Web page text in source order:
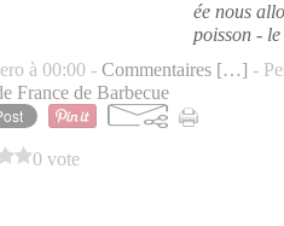
ée nous
poisson -
à 00:00 - Commentaires […] -
France de Barbecue
0 vote